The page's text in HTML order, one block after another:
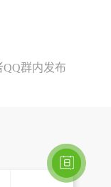
群内发布